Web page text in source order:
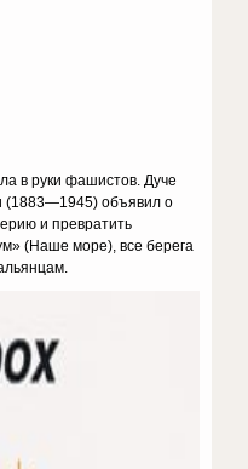
в руки фашистов. Дуче
(1883—1945) объявил о
и превратить
(Наше море), все берега